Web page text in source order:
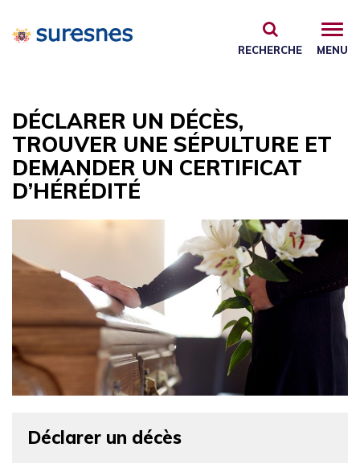
MENU
RECHERCHE
DÉCLARER UN DÉCÈS,
TROUVER UNE SÉPULTURE ET
DEMANDER UN CERTIFICAT
D’HÉRÉDITÉ
Déclarer un décès